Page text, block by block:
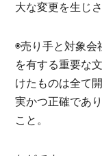
大な変更を生じ
◉売り手と対象会
を有する重要な
けたものは全て
実かつ正確であ
こと。